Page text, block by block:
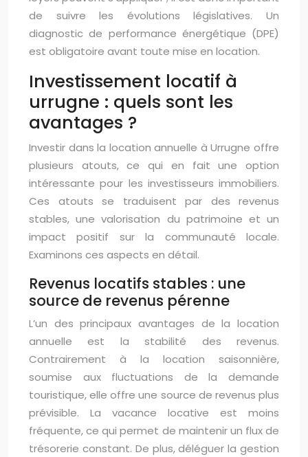
de suivre les évolutions législatives. Un
diagnostic de performance énergétique (DPE)
est obligatoire avant toute mise en location.
Investissement locatif à
urrugne : quels sont les
avantages ?
Investir dans la location annuelle à Urrugne offre
plusieurs atouts, ce qui en fait une option
intéressante pour les investisseurs immobiliers.
Ces atouts se traduisent par des revenus
stables, une valorisation du patrimoine et un
impact positif sur la communauté locale.
Examinons ces aspects en détail.
Revenus locatifs stables : une
source de revenus pérenne
L’un des principaux avantages de la location
annuelle est la stabilité des revenus.
Contrairement à la location saisonnière,
soumise aux fluctuations de la demande
touristique, elle offre une source de revenus plus
prévisible. La vacance locative est moins
fréquente, ce qui permet de maintenir un flux de
trésorerie constant. De plus, déléguer la gestion